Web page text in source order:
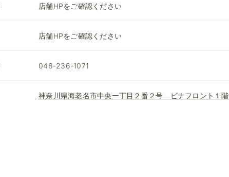
店舗HPをご確認ください
店舗HPをご確認ください
046-236-1071
神奈川県海老名市中央一丁目２番２号 ビナフロント１階